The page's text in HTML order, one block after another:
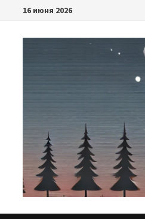
Перейти
содержимому
16 июня 2026